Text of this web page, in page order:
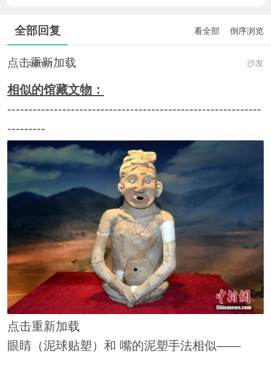
全部回复 看全部 倒序浏览
点击重新加载 沙发
admin
相似的馆藏文物：
------------------------------------------------------------
---------
点击重新加载
眼睛（泥球贴塑）和 嘴的泥塑手法相似——